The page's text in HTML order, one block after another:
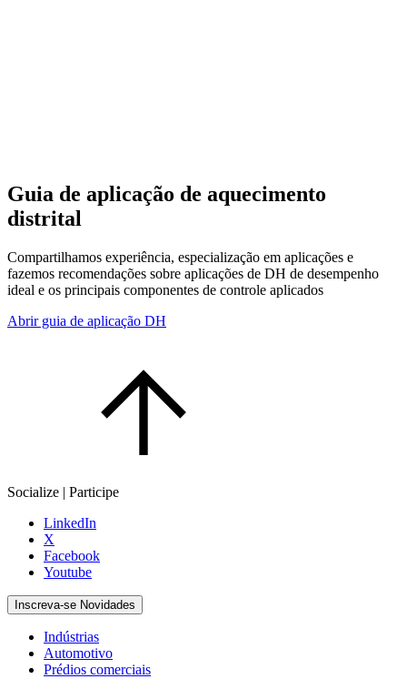
Guia de aplicação de aquecimento
distrital
Compartilhamos experiência, especialização em aplicações e
fazemos recomendações sobre aplicações de DH de desempenho
ideal e os principais componentes de controle aplicados
Abrir guia de aplicação DH
Socialize | Participe
LinkedIn
X
Facebook
Youtube
Inscreva-se Novidades
Indústrias
Automotivo
Prédios comerciais